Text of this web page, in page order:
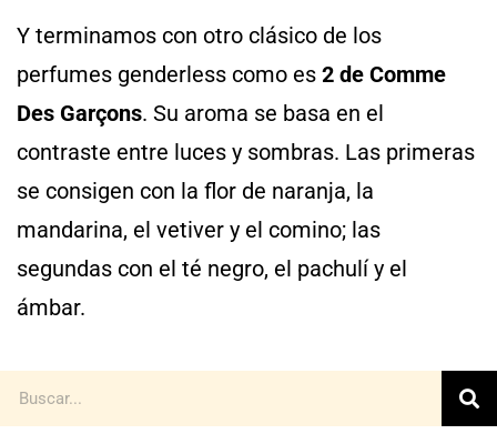
Y terminamos con otro clásico de los
perfumes genderless como es 2 de Comme
Des Garçons. Su aroma se basa en el
contraste entre luces y sombras. Las primeras
se consigen con la flor de naranja, la
mandarina, el vetiver y el comino; las
segundas con el té negro, el pachulí y el
ámbar.